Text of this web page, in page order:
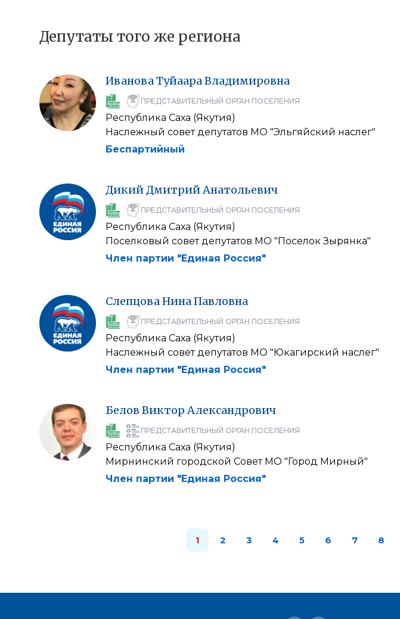
Депутаты того же региона
ИвановаТуйаараВладимировна
ПРЕДСТАВИТЕЛЬНЫЙ ОРГАН ПОСЕЛЕНИЯ
Республика Саха (Якутия)
Наслежный совет депутатов МО "Эльгяйский наслег"
Беспартийный
ДикийДмитрийАнатольевич
ПРЕДСТАВИТЕЛЬНЫЙ ОРГАН ПОСЕЛЕНИЯ
Республика Саха (Якутия)
Поселковый совет депутатов МО "Поселок Зырянка"
Член партии "Единая Россия"
СлепцоваНинаПавловна
ПРЕДСТАВИТЕЛЬНЫЙ ОРГАН ПОСЕЛЕНИЯ
Республика Саха (Якутия)
Наслежный совет депутатов МО "Юкагирский наслег"
Член партии "Единая Россия"
Белов Виктор Александрович
ПРЕДСТАВИТЕЛЬНЫЙ ОРГАН ПОСЕЛЕНИЯ
Республика Саха (Якутия)
Мирнинский городской Совет МО "Город Мирный"
Член партии "Единая Россия"
1 2 3 4 5 6 7 8